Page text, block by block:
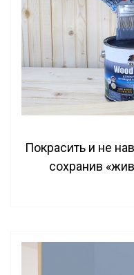
Покрасить и не
сохранив